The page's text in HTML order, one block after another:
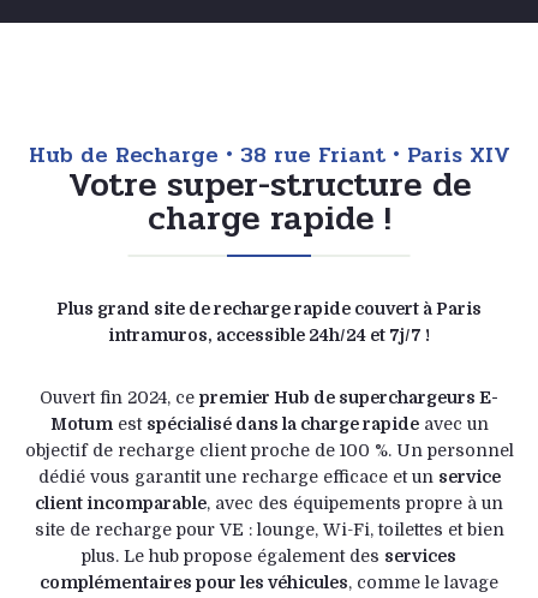
Hub de Recharge • 38 rue Friant • Paris XIV
Votre super-structure de
charge rapide !
Plus grand site de recharge rapide couvert à Paris
intramuros, accessible 24h/24 et 7j/7 !
Ouvert fin 2024, ce premier Hub de superchargeurs E-
Motum est spécialisé dans la charge rapideavec un
objectif de recharge client proche de 100 %. Un personnel
dédié vous garantit une recharge efficace et un service
client incomparable, avec des équipements propre à un
site de recharge pour VE : lounge, Wi-Fi, toilettes et bien
plus. Le hub propose également des services
complémentaires pour les véhicules, comme le lavage